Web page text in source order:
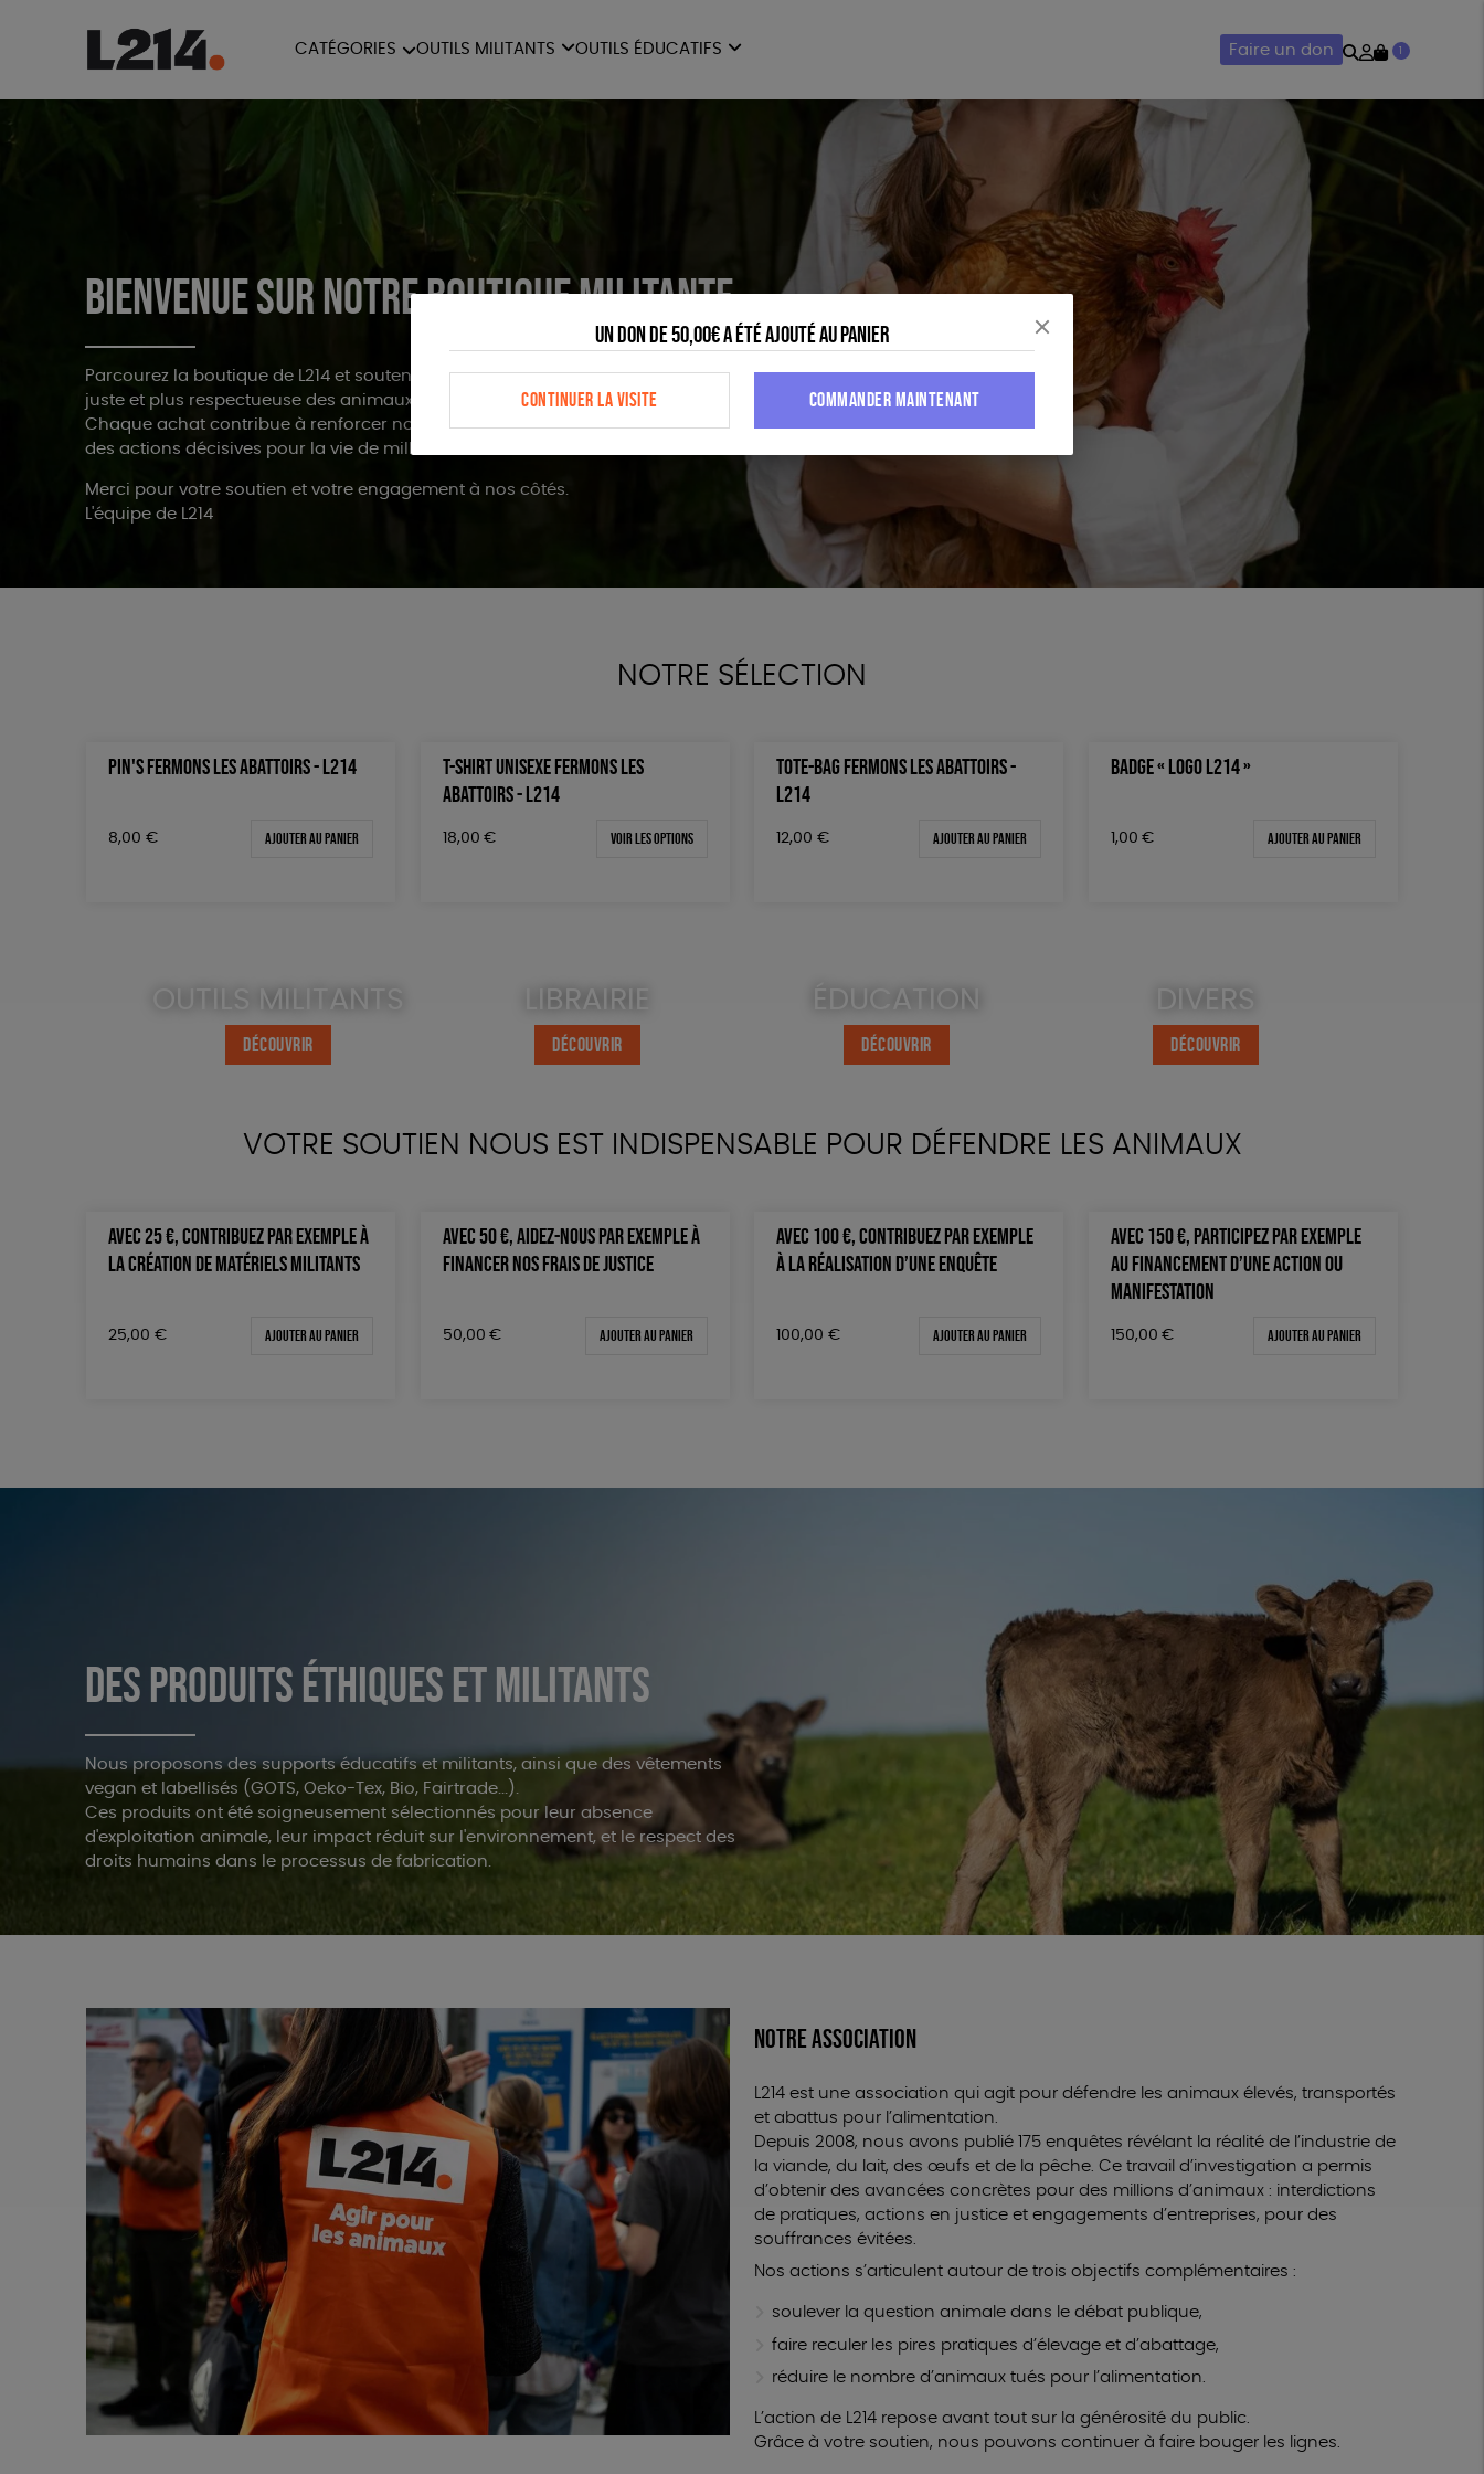
CATÉGORIES
ACCESSOIRES
OUTILS MILITANTS
POSTERS
OUTILS ÉDUCATIFS Faire un don Rechercher
Mon
Bienvenue sur notre boutique militante
Parcourez la boutique de L214 et soutenez nos actions pour une société plus
juste et plus respectueuse des animaux.
Chaque achat contribue à renforcer notre indépendance et à rendre possibles
des actions décisives pour la vie de millions d’animaux.
Merci pour votre soutien et votre engagement à nos côtés.
L'équipe de L214
NOTRE SÉLECTION
PIN'S FERMONS LES ABATTOIRS - L214
8,00 € Ajouter au panier
T-SHIRT UNISEXE FERMONS LES
ABATTOIRS - L214
18,00 € Voir les options
TOTE-BAG FERMONS LES ABATTOIRS -
L214
12,00 € Ajouter au panier
BADGE « LOGO L214 »
1,00 € Ajouter au panier
OUTILS MILITANTS
DÉCOUVRIR
LIBRAIRIE
DÉCOUVRIR
ÉDUCATION
DÉCOUVRIR
DIVERS
DÉCOUVRIR
VOTRE SOUTIEN NOUS EST INDISPENSABLE POUR DÉFENDRE LES ANIMAUX
AVEC 25 €, CONTRIBUEZ PAR EXEMPLE À
LA CRÉATION DE MATÉRIELS MILITANTS
25,00 € Ajouter au panier
AVEC 50 €, AIDEZ-NOUS PAR EXEMPLE À
FINANCER NOS FRAIS DE JUSTICE
50,00 € Ajouter au panier
AVEC 100 €, CONTRIBUEZ PAR EXEMPLE
À LA RÉALISATION D’UNE ENQUÊTE
100,00 € Ajouter au panier
AVEC 150 €, PARTICIPEZ PAR EXEMPLE
AU FINANCEMENT D’UNE ACTION OU
MANIFESTATION
150,00 € Ajouter au panier
DES PRODUITS ÉTHIQUES ET MILITANTS
Nous proposons des supports éducatifs et militants, ainsi que des vêtements
vegan et labellisés (GOTS, Oeko-Tex, Bio, Fairtrade...).
Ces produits ont été soigneusement sélectionnés pour leur absence
d'exploitation animale, leur impact réduit sur l'environnement, et le respect des
droits humains dans le processus de fabrication.
NOTRE ASSOCIATION
L214 est une association qui agit pour défendre les animaux élevés, transportés
et abattus pour l’alimentation.
Depuis 2008, nous avons publié 175 enquêtes révélant la réalité de l’industrie de
la viande, du lait, des œufs et de la pêche. Ce travail d’investigation a permis
d’obtenir des avancées concrètes pour des millions d’animaux : interdictions
de pratiques, actions en justice et engagements d’entreprises, pour des
souffrances évitées.
Nos actions s’articulent autour de trois objectifs complémentaires :
soulever la question animale dans le débat publique,
faire reculer les pires pratiques d’élevage et d’abattage,
réduire le nombre d’animaux tués pour l’alimentation.
L’action de L214 repose avant tout sur la générosité du public.
Grâce à votre soutien, nous pouvons continuer à faire bouger les lignes.
Un don de 50,00€ a été ajouté au panier
CONTINUER LA VISITE COMMANDER MAINTENANT